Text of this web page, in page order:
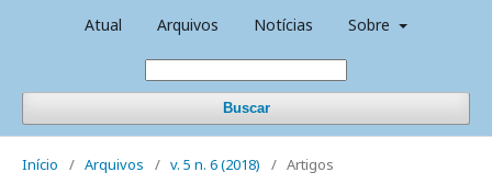
Atual Arquivos Notícias Sobre
Buscar
Início / Arquivos / v. 5 n. 6 (2018) / Artigos